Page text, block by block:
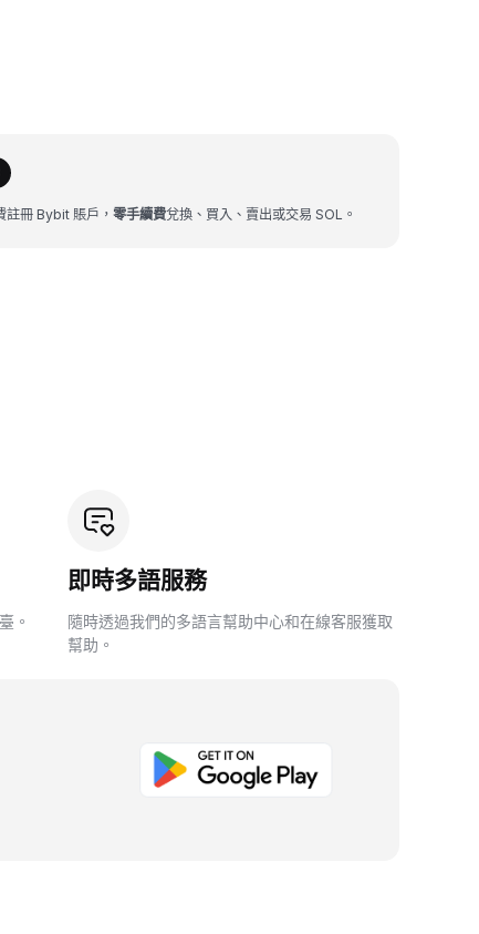
註冊 Bybit 賬戶， 零手續費兌換、買入、賣出或交易 SOL。
。
即時多語服務
隨時透過我們的多語言幫助中心和在線客服獲取
幫助。